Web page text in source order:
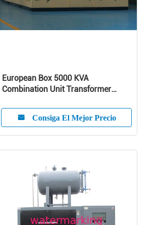
European Box 5000 KVA
Combination Unit Transformer
Consiga El Mejor Precio